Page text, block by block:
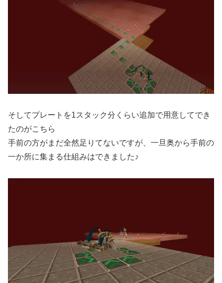
そしてプレートを1スタック分くらい追加で用意してでき
たのがこちら
手前の方がまだ全然足りてないですが、一旦奥から手前の
一か所に集まる仕組みはできました♪